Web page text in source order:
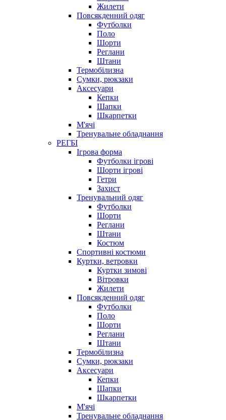
Жилети
Повсякденний одяг
Футболки
Поло
Шорти
Реглани
Штани
Термобілизна
Сумки, рюкзаки
Аксесуари
Кепки
Шапки
Шкарпетки
М'ячі
Тренувальне обладнання
РЕГБІ
Ігрова форма
Футболки ігрові
Шорти ігрові
Гетри
Захист
Тренувальний одяг
Футболки
Шорти
Реглани
Штани
Костюм
Спортивні костюми
Куртки, ветровки
Куртки зимові
Вітровки
Жилети
Повсякденний одяг
Футболки
Поло
Шорти
Реглани
Штани
Термобілизна
Сумки, рюкзаки
Аксесуари
Кепки
Шапки
Шкарпетки
М'ячі
Тренувальне обладнання